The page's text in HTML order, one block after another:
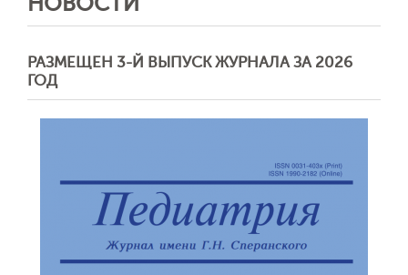
РАЗМЕЩЕН 3-Й ВЫПУСК ЖУРНАЛА ЗА 2026
ГОД